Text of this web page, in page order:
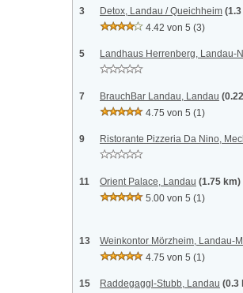
3 Detox, Landau / Queichheim
4.42 von 5 (3)
5 Landhaus Herrenberg, Landau-
7 BrauchBar Landau, Landau
4.75 von 5 (1)
9 Ristorante Pizzeria Da Nino,
11 Orient Palace, Landau (1.75 km)
5.00 von 5 (1)
13
Weinkontor Mörzheim, Landau-
4.75 von 5 (1)
15 Raddegaggl-Stubb, Landau (0.3